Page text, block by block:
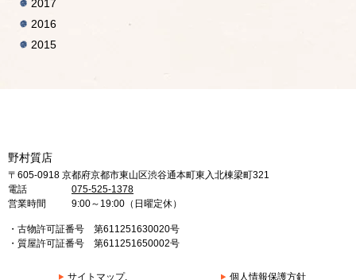
2017
2016
2015
野村質店
〒605-0918 京都府京都市東山区渋谷通本町東入北棟梁町321
電話
075-525-1378
営業時間
9:00～19:00（日曜定休）
・古物許可証番号 第611251630020号
・質屋許可証番号 第611251650002号
サイトマップ. 個人情報保護方針